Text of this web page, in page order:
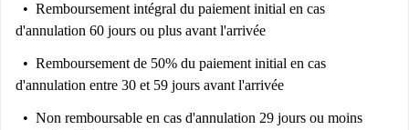
cuisine commune pour les petits événements des résidents, zones
d'étude, zones de détente. Maintenance sur site : Équipe toujours
présente pour résoudre rapidement tout problème dans les chambres
et les espaces communs.
Remboursement intégral du paiement initial en cas
d'annulation 60 jours ou plus avant l'arrivée
Remboursement de 50% du paiement initial en cas
d'annulation entre 30 et 59 jours avant l'arrivée
Non remboursable en cas d'annulation 29 jours ou moins